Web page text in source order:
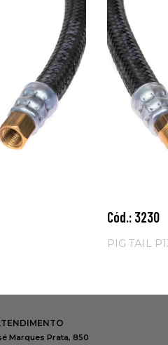
Cód.: 3230
PIG TAIL
Marques Prata, 850